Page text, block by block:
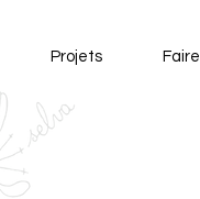
Projets